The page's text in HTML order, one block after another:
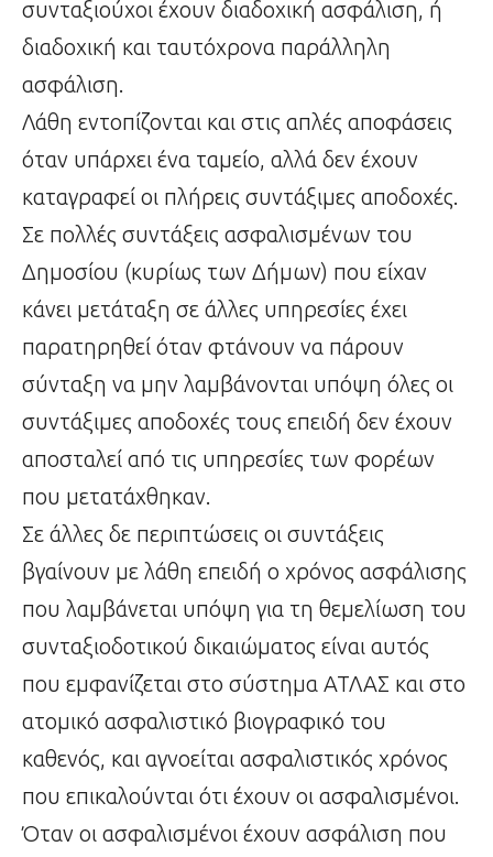
συνταξιούχοι έχουν διαδοχική ασφάλιση, ή
διαδοχική και ταυτόχρονα παράλληλη
ασφάλιση.
Λάθη εντοπίζονται και στις απλές αποφάσεις
όταν υπάρχει ένα ταμείο, αλλά δεν έχουν
καταγραφεί οι πλήρεις συντάξιμες αποδοχές.
Σε πολλές συντάξεις ασφαλισμένων του
Δημοσίου (κυρίως των Δήμων) που είχαν
κάνει μετάταξη σε άλλες υπηρεσίες έχει
παρατηρηθεί όταν φτάνουν να πάρουν
σύνταξη να μην λαμβάνονται υπόψη όλες οι
συντάξιμες αποδοχές τους επειδή δεν έχουν
αποσταλεί από τις υπηρεσίες των φορέων
που μετατάχθηκαν.
Σε άλλες δε περιπτώσεις οι συντάξεις
βγαίνουν με λάθη επειδή ο χρόνος ασφάλισης
που λαμβάνεται υπόψη για τη θεμελίωση του
συνταξιοδοτικού δικαιώματος είναι αυτός
που εμφανίζεται στο σύστημα ΑΤΛΑΣ και στο
ατομικό ασφαλιστικό βιογραφικό του
καθενός, και αγνοείται ασφαλιστικός χρόνος
που επικαλούνται ότι έχουν οι ασφαλισμένοι.
Όταν οι ασφαλισμένοι έχουν ασφάλιση που